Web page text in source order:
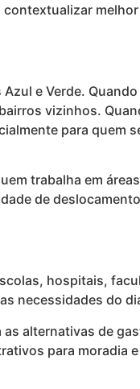
e Verde.
vizinhos.
para quem
trabalha em
de
hospitais,
necessidades do
alternativas de
para moradia